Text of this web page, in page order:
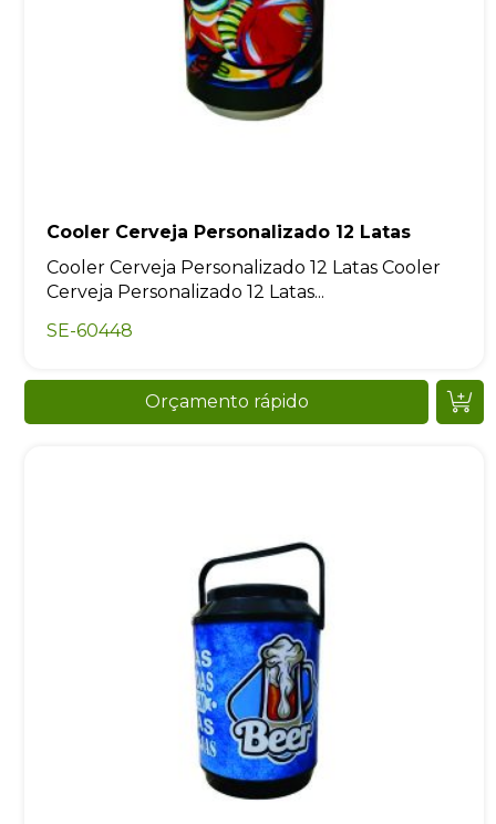
Cooler Cerveja Personalizado 12 Latas
Cooler Cerveja Personalizado 12 Latas Cooler
Cerveja Personalizado 12 Latas...
SE-60448
Orçamento rápido